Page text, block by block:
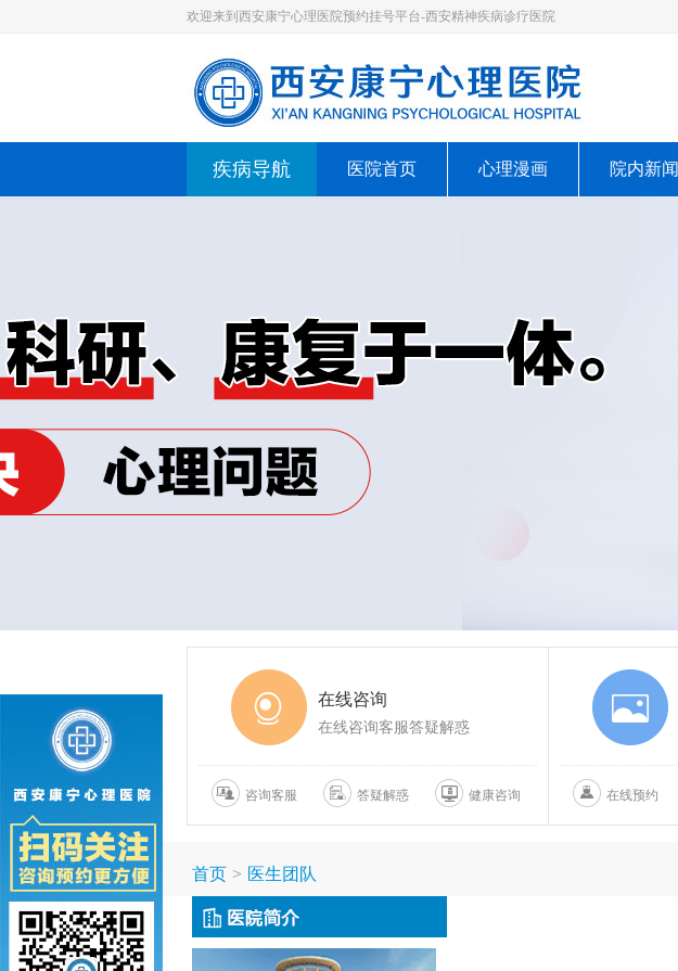
欢迎来到西安康宁心理医院预约挂号平台-西安精神疾病诊疗医院
疾病导航 医院首页 心理漫画 院内新闻
在线咨询
在线咨询客服答疑解惑
咨询客服 答疑解惑 健康咨询 在线预约
首页 > 医生团队